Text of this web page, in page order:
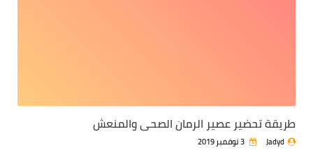
طريقة تحضير عصير الرمان الصحي والمنعش
Jadyd